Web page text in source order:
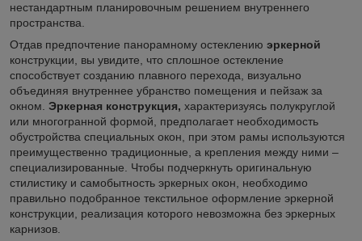
нестандартным планировочным решением внутреннего
пространства.
Отдав предпочтение панорамному остеклению эркерной
конструкции, вы увидите, что сплошное остекление
способствует созданию плавного перехода, визуально
объединяя внутреннее убранство помещения и пейзаж за
окном. Эркерная конструкция, характеризуясь полукруглой
или многогранной формой, предполагает необходимость
обустройства специальных окон, при этом рамы используются
преимущественно традиционные, а крепления между ними –
специализированные. Чтобы подчеркнуть оригинальную
стилистику и самобытность эркерных окон, необходимо
правильно подобранное текстильное оформление эркерной
конструкции, реализация которого невозможна без эркерных
карнизов.